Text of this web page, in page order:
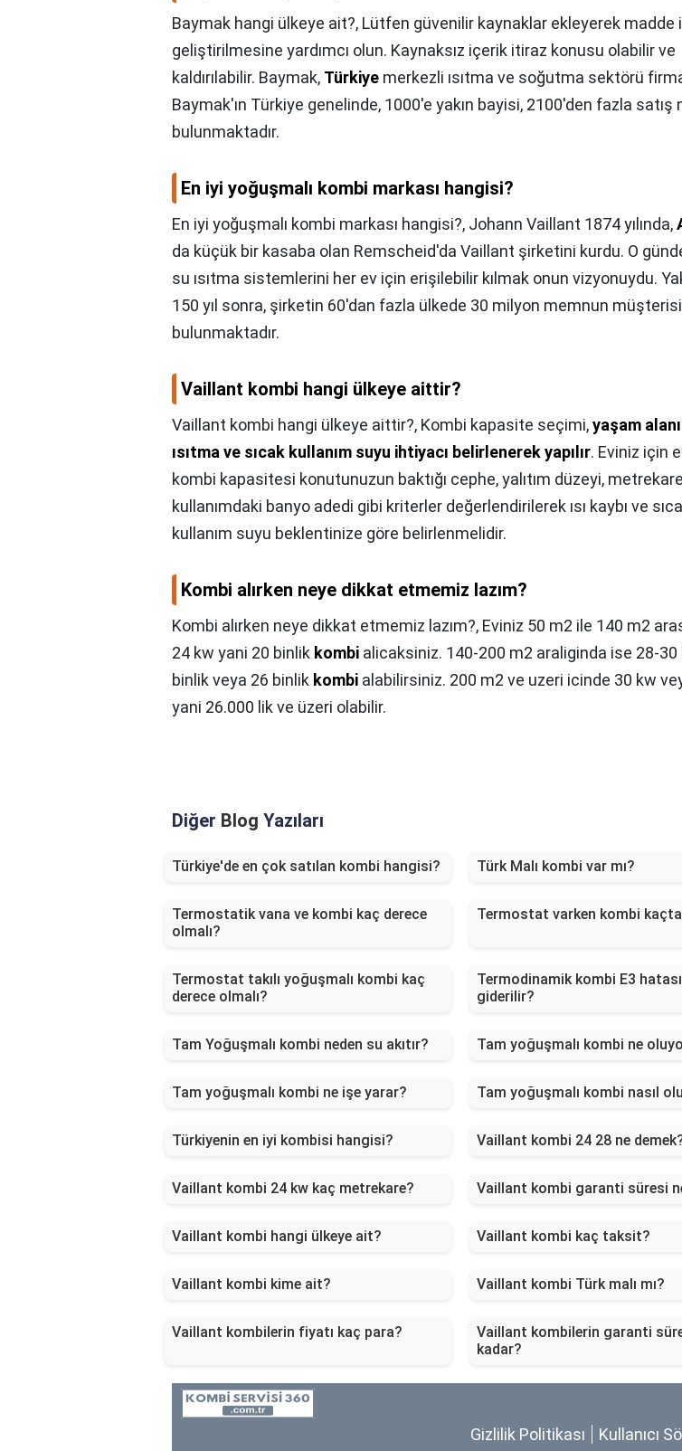
Baymak hangi ülkeye ait?, Lütfen güvenilir kaynaklar ekleyerek madde
geliştirilmesine yardımcı olun. Kaynaksız içerik itiraz konusu olabilir ve
kaldırılabilir. Baymak, Türkiye merkezli ısıtma ve soğutma sektörü
Baymak'ın Türkiye genelinde, 1000'e yakın bayisi, 2100'den fazla satış
bulunmaktadır.
En iyi yoğuşmalı kombi markası hangisi?
En iyi yoğuşmalı kombi markası hangisi?, Johann Vaillant 1874 yılında,
da küçük bir kasaba olan Remscheid'da Vaillant şirketini kurdu. O
su ısıtma sistemlerini her ev için erişilebilir kılmak onun vizyonuydu.
150 yıl sonra, şirketin 60'dan fazla ülkede 30 milyon memnun müşterisi
bulunmaktadır.
Vaillant kombi hangi ülkeye aittir?
Vaillant kombi hangi ülkeye aittir?, Kombi kapasite seçimi,yaşam
ısıtma ve sıcak kullanım suyu ihtiyacı belirlenerek yapılır. Eviniz için
kombi kapasitesi konutunuzun baktığı cephe, yalıtım düzeyi,
kullanımdaki banyo adedi gibi kriterler değerlendirilerek ısı kaybı ve
kullanım suyu beklentinize göre belirlenmelidir.
Kombi alırken neye dikkat etmemiz lazım?
Kombi alırken neye dikkat etmemiz lazım?, Eviniz 50 m2 ile 140 m2
24 kw yani 20 binlik kombi alicaksiniz. 140-200 m2 araliginda ise 28-30
binlik veya 26 binlik kombi alabilirsiniz. 200 m2 ve uzeri icinde 30 kw
yani 26.000 lik ve üzeri olabilir.
Diğer Blog Yazıları
Türkiye'de en çok satılan kombi hangisi? Türk Malı kombi var mı?
Termostatik vana ve kombi kaç derece
olmalı?
Termostat varken kombi kaçta
Termostat takılı yoğuşmalı kombi kaç
derece olmalı?
Termodinamik kombi E3 hatası
giderilir?
Tam Yoğuşmalı kombi neden su akıtır? Tam yoğuşmalı kombi ne
Tam yoğuşmalı kombi ne işe yarar? Tam yoğuşmalı kombi nasıl
Türkiyenin en iyi kombisi hangisi? Vaillant kombi 24 28 ne
Vaillant kombi 24 kw kaç metrekare? Vaillant kombi garanti süresi
Vaillant kombi hangi ülkeye ait? Vaillant kombi kaç taksit?
Vaillant kombi kime ait? Vaillant kombi Türk malı mı?
Vaillant kombilerin fiyatı kaç para?
Vaillant kombilerin garanti
kadar?
Gizlilik Politikası Kullanıcı